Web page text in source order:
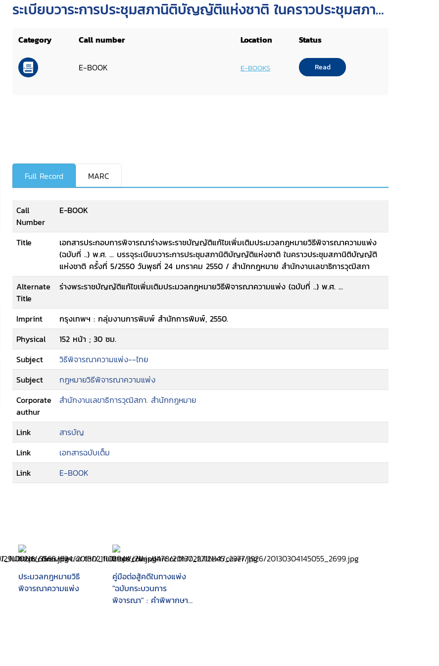
ระเบียบวาระการประชุมสภานิติบัญญัติแห่งชาติ ในคราวประชุมสภา
Category Call number Location Status
E-BOOK E-BOOKS Read
Full Record MARC
Call
Number
E-BOOK
Title
เอกสารประกอบการพิจารณาร่างพระราชบัญญัติแก้ไขเพิ่มเติมประมวลกฎหมายวิธีพิจารณาความแพ่ง
(ฉบับที่ ..) พ.ศ. ... บรรจุระเบียบวาระการประชุมสภานิติบัญญัติแห่งชาติ ในคราวประชุมสภานิติบัญญัติ
แห่งชาติ ครั้งที่ 5/2550 วันพุธที่ 24 มกราคม 2550 / สำนักกฎหมาย สำนักงานเลขาธิการวุฒิสภา
Alternate
Title
ร่างพระราชบัญญัติแก้ไขเพิ่มเติมประมวลกฎหมายวิธีพิจารณาความแพ่ง (ฉบับที่ ..) พ.ศ. ...
Imprint
กรุงเทพฯ : กลุ่มงานการพิมพ์ สำนักการพิมพ์, 2550.
Physical
152 หน้า ; 30 ซม.
Subject
วิธีพิจารณาความแพ่ง--ไทย
Subject
กฎหมายวิธีพิจารณาความแพ่ง
Corporate
authur
สำนักงานเลขาธิการวุฒิสภา. สำนักกฎหมาย
Link
สารบัญ
Link
เอกสารฉบับเต็ม
Link
E-BOOK
ประมวลกฎหมายวิธี
พิจารณาความแพ่ง
คู่มือต่อสู้คดีในทางแพ่ง
"ฉบับกระบวนการ
พิจารณา" : คำพิพากษา